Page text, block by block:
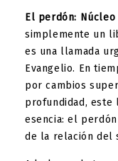
El perdón:
simplemente un
es una llamada
Evangelio. En
por cambios
profundidad, este
esencia: el
de la relación del